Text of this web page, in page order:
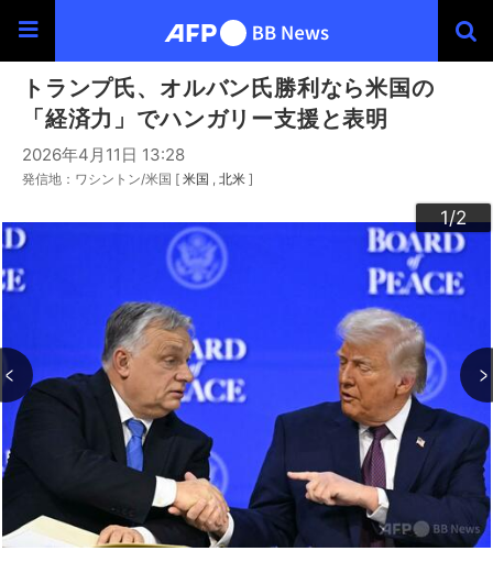
トランプ氏、オルバン氏勝利なら米国の
「経済力」でハンガリー支援と表明
2026年4月11日 13:28
発信地：ワシントン/米国 [ 米国 北米 ]
1/2
2/2